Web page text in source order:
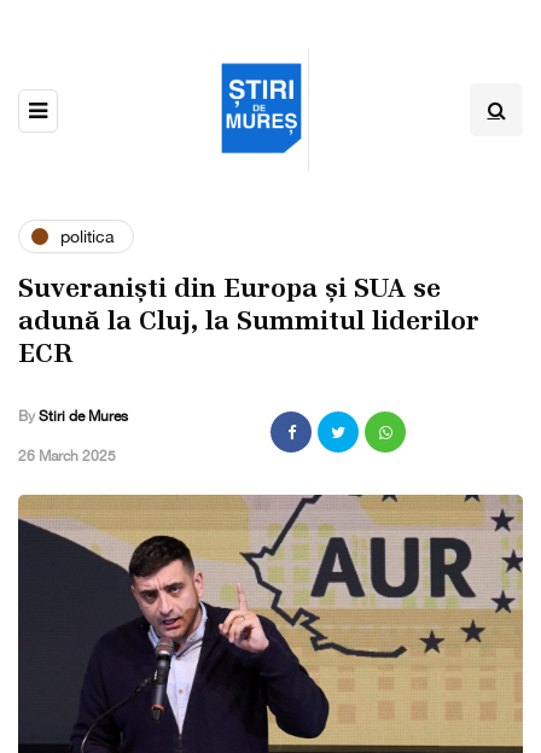
politica
Suveraniști din Europa și SUA se
adună la Cluj, la Summitul liderilor
ECR
By Stiri de Mures
,26 March 2025